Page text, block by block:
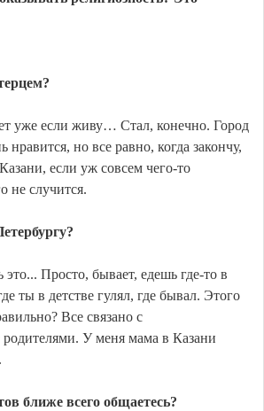
уже если живу… Стал, конечно. Город
нравится, но все равно, когда закончу,
если уж совсем чего-то
не случится.
Просто, бывает, едешь где-то в
ты в детстве гулял, где бывал. Этого
Все связано с
У меня мама в Казани
ближе всего общаетесь?